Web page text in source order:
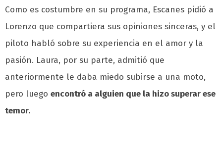
Como es costumbre en su programa, Escanes pidió a
Lorenzo que compartiera sus opiniones sinceras, y el
piloto habló sobre su experiencia en el amor y la
pasión. Laura, por su parte, admitió que
anteriormente le daba miedo subirse a una moto,
pero luego encontró a alguien que la hizo superar ese
temor.